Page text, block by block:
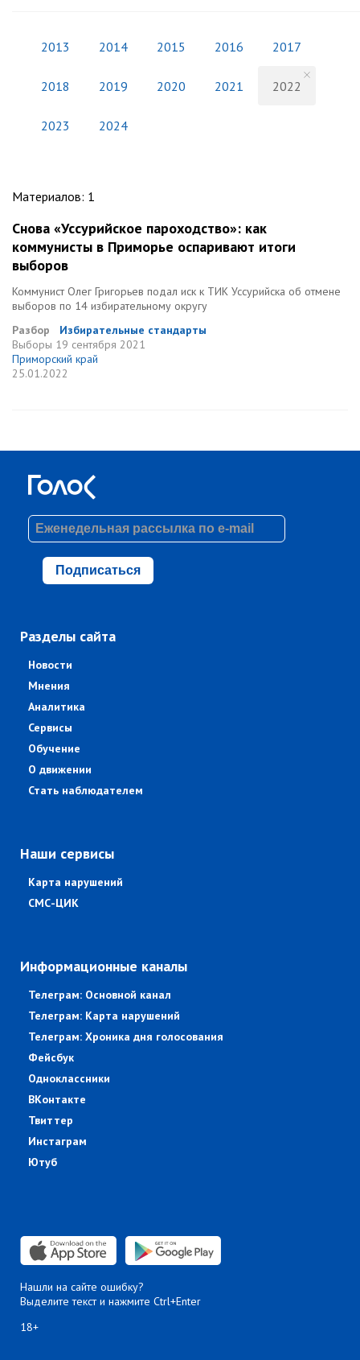
2013 2014 2015 2016 2017
2018 2019 2020 2021 2022
2023 2024
Материалов: 1
Снова «Уссурийское пароходство»: как
коммунисты в Приморье оспаривают итоги
выборов
Коммунист Олег Григорьев подал иск к ТИК Уссурийска об отмене
выборов по 14 избирательному округу
Разбор
Избирательные стандарты
Выборы 19 сентября 2021
Приморский край
25.01.2022
Подписаться
Разделы сайта
Новости
Мнения
Аналитика
Сервисы
Обучение
О движении
Стать наблюдателем
Наши сервисы
Карта нарушений
СМС-ЦИК
Информационные каналы
Телеграм: Основной канал
Телеграм: Карта нарушений
Телеграм: Хроника дня голосования
Фейсбук
Одноклассники
ВКонтакте
Твиттер
Инстаграм
Ютуб
Нашли на сайте ошибку?
Выделите текст и нажмите Ctrl+Enter
18+